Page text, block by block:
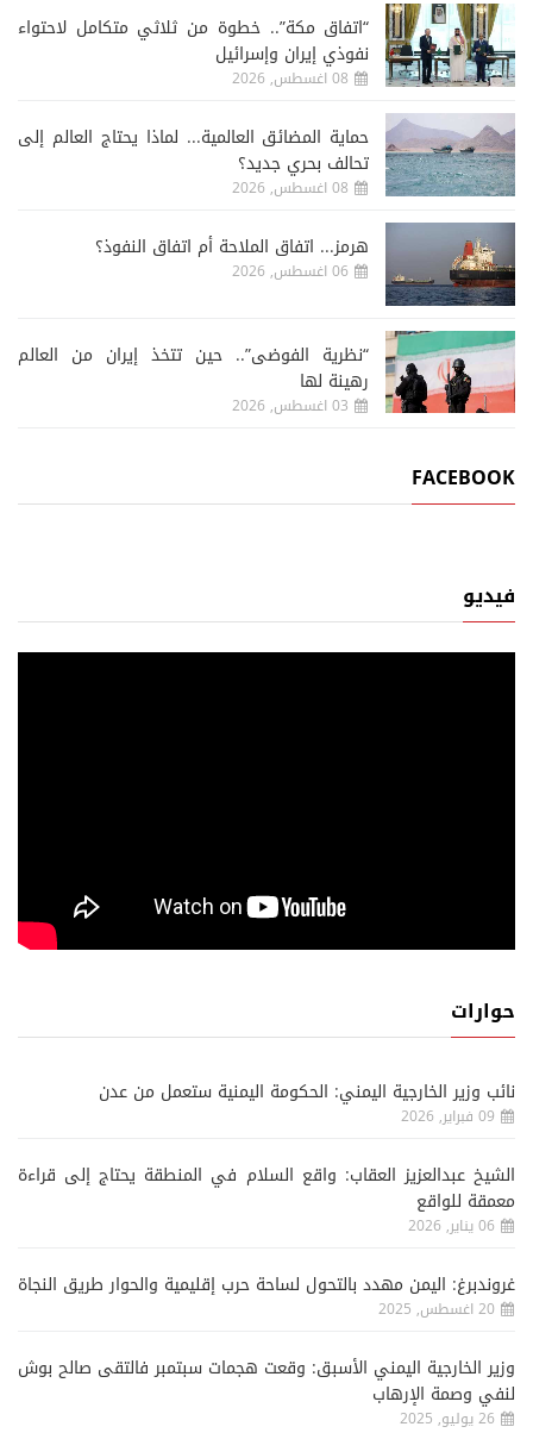
“اتفاق مكة”.. خطوة من ثلاثي متكامل لاحتواء
نفوذي إيران وإسرائيل
08 اغسطس, 2026
حماية المضائق العالمية... لماذا يحتاج العالم إلى
تحالف بحري جديد؟
08 اغسطس, 2026
هرمز... اتفاق الملاحة أم اتفاق النفوذ؟
06 اغسطس, 2026
“نظرية الفوضى”.. حين تتخذ إيران من العالم
رهينة لها
03 اغسطس, 2026
FACEBOOK
فيديو
حوارات
نائب وزير الخارجية اليمني: الحكومة اليمنية ستعمل من عدن
09 فبراير, 2026
الشيخ عبدالعزيز العقاب: واقع السلام في المنطقة يحتاج إلى قراءة
معمقة للواقع
06 يناير, 2026
غروندبرغ: اليمن مهدد بالتحول لساحة حرب إقليمية والحوار طريق النجاة
20 اغسطس, 2025
وزير الخارجية اليمني الأسبق: وقعت هجمات سبتمبر فالتقى صالح بوش
لنفي وصمة الإرهاب
26 يوليو, 2025